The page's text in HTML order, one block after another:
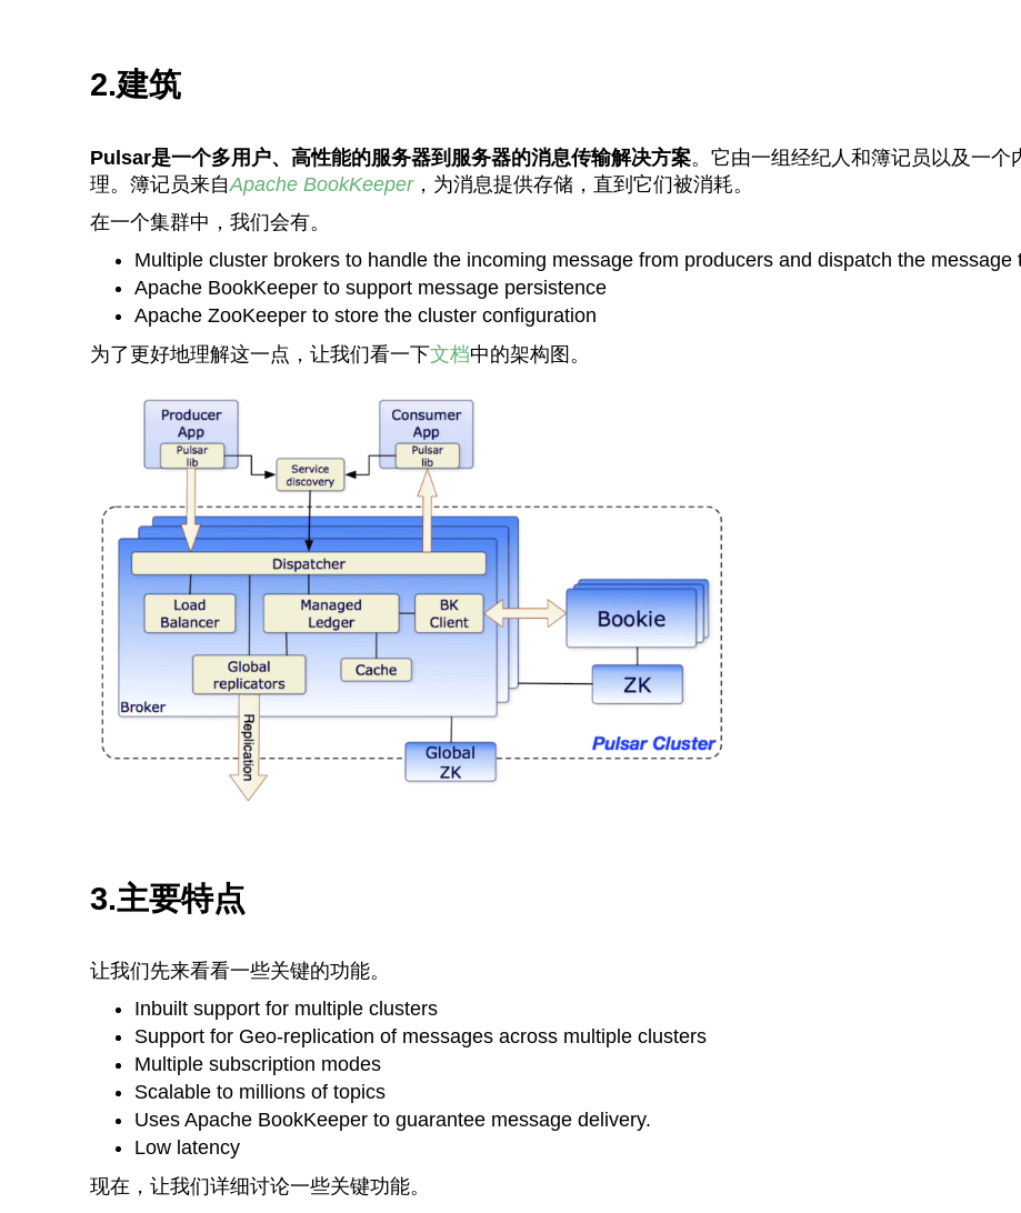
2.建筑
Pulsar是一个多用户、高性能的服务器到服务器的消息传输解决方案。它由一组经纪人和簿记员以及一个
理。簿记员来自Apache BookKeeper，为消息提供存储，直到它们被消耗。
在一个集群中，我们会有。
Multiple cluster brokers to handle the incoming message from producers and dispatch the message
Apache BookKeeper to support message persistence
Apache ZooKeeper to store the cluster configuration
为了更好地理解这一点，让我们看一下文档中的架构图。
3.主要特点
让我们先来看看一些关键的功能。
Inbuilt support for multiple clusters
Support for Geo-replication of messages across multiple clusters
Multiple subscription modes
Scalable to millions of topics
Uses Apache BookKeeper to guarantee message delivery.
Low latency
现在，让我们详细讨论一些关键功能。